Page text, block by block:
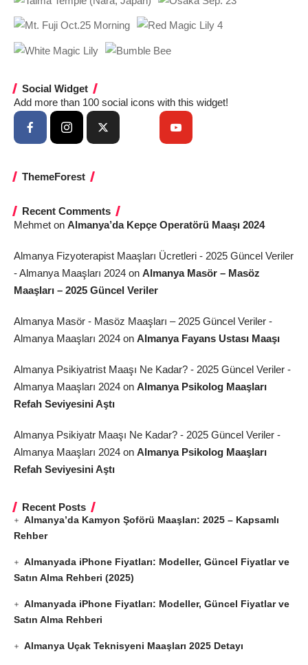
Social Widget
Add more than 100 social icons with this widget!
ThemeForest
Recent Comments
Mehmet on Almanya’da Kepçe Operatörü Maaşı 2024
Almanya Fizyoterapist Maaşları Ücretleri - 2025 Güncel Veriler
- Almanya Maaşları 2024 on Almanya Masör – Masöz
Maaşları – 2025 Güncel Veriler
Almanya Masör - Masöz Maaşları – 2025 Güncel Veriler -
Almanya Maaşları 2024 on Almanya Fayans Ustası Maaşı
Almanya Psikiyatrist Maaşı Ne Kadar? - 2025 Güncel Veriler -
Almanya Maaşları 2024 on Almanya Psikolog Maaşları
Refah Seviyesini Aştı
Almanya Psikiyatr Maaşı Ne Kadar? - 2025 Güncel Veriler -
Almanya Maaşları 2024 on Almanya Psikolog Maaşları
Refah Seviyesini Aştı
Recent Posts
Almanya’da Kamyon Şoförü Maaşları: 2025 – Kapsamlı
Rehber
Almanyada iPhone Fiyatları: Modeller, Güncel Fiyatlar ve
Satın Alma Rehberi (2025)
Almanyada iPhone Fiyatları: Modeller, Güncel Fiyatlar ve
Satın Alma Rehberi
Almanya Uçak Teknisyeni Maaşları 2025 Detayı